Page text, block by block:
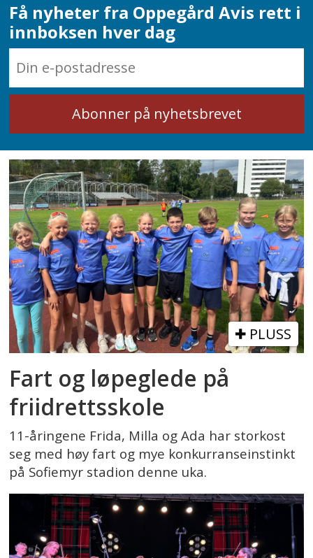
Få nyheter fra Oppegård Avis rett i
innboksen hver dag
PLUSS
Fart og løpeglede på
friidrettsskole
11-åringene Frida, Milla og Ada har storkost
seg med høy fart og mye konkurranseinstinkt
på Sofiemyr stadion denne uka.